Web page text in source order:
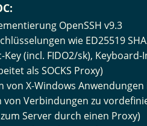
OpenSSH v9.3
wie ED25519
(incl. FIDO2/sk),
als SOCKS Proxy)
X-Windows
Verbindungen zu
Server durch einen Proxy)